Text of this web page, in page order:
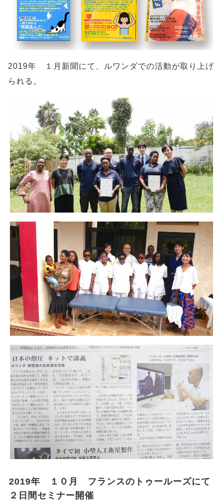
2019年 １月新聞にて、ルワンダでの活動が取り上げ
られる。
2019年 １０月 フランスのトゥールーズにて
２日間セミナー開催